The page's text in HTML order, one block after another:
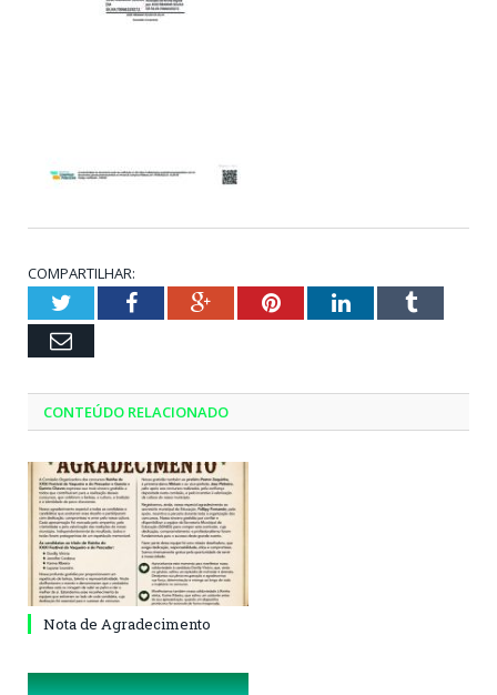
COMPARTILHAR:
TwitterFacebookGoogle+PinterestLinkedInTumblr
Email
CONTEÚDO RELACIONADO
Nota de Agradecimento